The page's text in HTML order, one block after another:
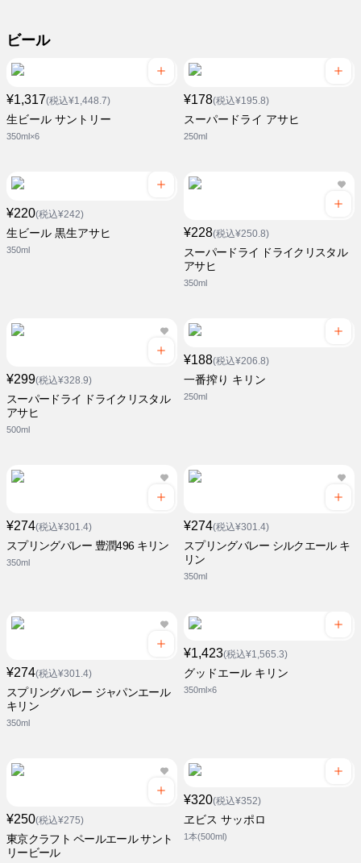
ビール
¥1,317(税込¥1,448.7)
生ビール サントリー
350ml×6
¥178(税込¥195.8)
スーパードライ アサヒ
250ml
¥220(税込¥242)
生ビール 黒生アサヒ
350ml
¥228(税込¥250.8)
スーパードライ ドライクリスタル
アサヒ
350ml
¥299(税込¥328.9)
スーパードライ ドライクリスタル
アサヒ
500ml
¥188(税込¥206.8)
一番搾り キリン
250ml
¥274(税込¥301.4)
スプリングバレー 豊潤496 キリン
350ml
¥274(税込¥301.4)
スプリングバレー シルクエール キ
リン
350ml
¥274(税込¥301.4)
スプリングバレー ジャパンエール
キリン
350ml
¥1,423(税込¥1,565.3)
グッドエール キリン
350ml×6
¥250(税込¥275)
東京クラフト ペールエール サント
リービール
¥320(税込¥352)
ヱビス サッポロ
1本(500ml)